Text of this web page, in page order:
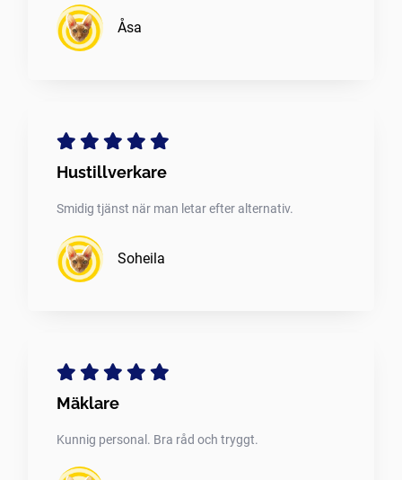
Åsa
Hustillverkare
Smidig tjänst när man letar efter alternativ.
Soheila
Mäklare
Kunnig personal. Bra råd och tryggt.